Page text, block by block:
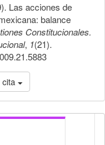
Las acciones de
balance
Constitucionales.
, 1(21).
cita